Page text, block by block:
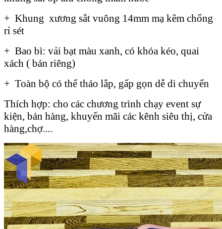
+ Khung xương sắt vuông 14mm mạ kẽm chống
rỉ sét
+ Bao bì: vải bạt màu xanh, có khóa kéo, quai
xách ( bán riêng)
+ Toàn bộ có thể tháo lắp, gấp gọn dễ di chuyển
Thích hợp: cho các chương trình chạy event sự
kiện, bán hàng, khuyến mãi các kênh siêu thị, cửa
hàng,chợ....